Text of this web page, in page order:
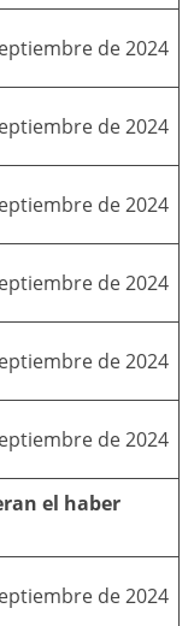
de 2024
de 2024
de 2024
de 2024
de 2024
de 2024
el haber
de 2024